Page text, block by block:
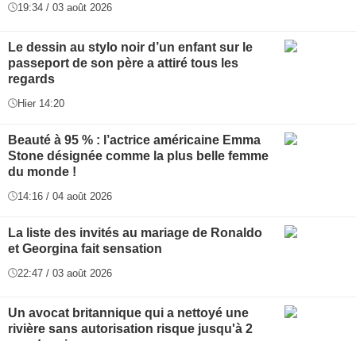
19:34 / 03 août 2026
Le dessin au stylo noir d’un enfant sur le
passeport de son père a attiré tous les
regards
Hier 14:20
Beauté à 95 % : l’actrice américaine Emma
Stone désignée comme la plus belle femme
du monde !
14:16 / 04 août 2026
La liste des invités au mariage de Ronaldo
et Georgina fait sensation
22:47 / 03 août 2026
Un avocat britannique qui a nettoyé une
rivière sans autorisation risque jusqu'à 2